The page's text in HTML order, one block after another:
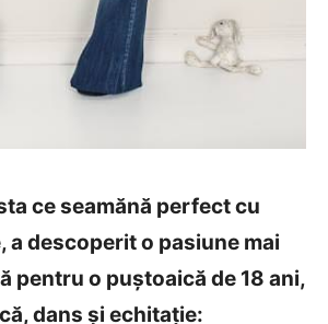
ce seamănă perfect cu
a descoperit o pasiune mai
pentru o puștoaică de 18 ani,
dans și echitație: